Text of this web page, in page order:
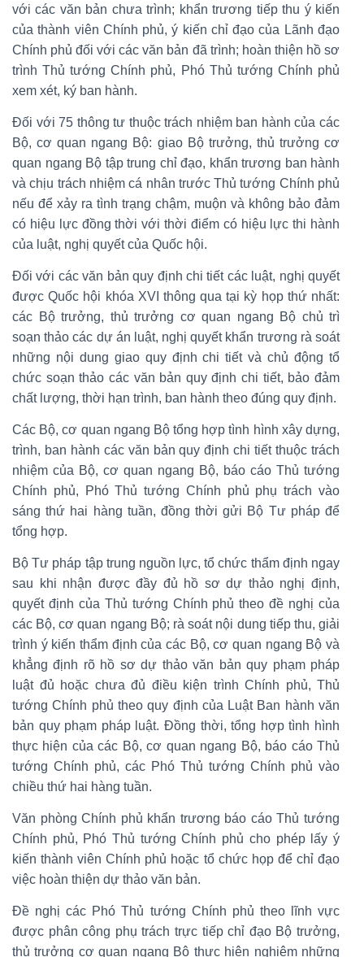
với các văn bản chưa trình; khẩn trương tiếp thu ý kiến
của thành viên Chính phủ, ý kiến chỉ đạo của Lãnh đạo
Chính phủ đối với các văn bản đã trình; hoàn thiện hồ sơ
trình Thủ tướng Chính phủ, Phó Thủ tướng Chính phủ
xem xét, ký ban hành.
Đối với 75 thông tư thuộc trách nhiệm ban hành của các
Bộ, cơ quan ngang Bộ: giao Bộ trưởng, thủ trưởng cơ
quan ngang Bộ tập trung chỉ đạo, khẩn trương ban hành
và chịu trách nhiệm cá nhân trước Thủ tướng Chính phủ
nếu để xảy ra tình trạng chậm, muộn và không bảo đảm
có hiệu lực đồng thời với thời điểm có hiệu lực thi hành
của luật, nghị quyết của Quốc hội.
Đối với các văn bản quy định chi tiết các luật, nghị quyết
được Quốc hội khóa XVI thông qua tại kỳ họp thứ nhất:
các Bộ trưởng, thủ trưởng cơ quan ngang Bộ chủ trì
soạn thảo các dự án luật, nghị quyết khẩn trương rà soát
những nội dung giao quy định chi tiết và chủ động tổ
chức soạn thảo các văn bản quy định chi tiết, bảo đảm
chất lượng, thời hạn trình, ban hành theo đúng quy định.
Các Bộ, cơ quan ngang Bộ tổng hợp tình hình xây dựng,
trình, ban hành các văn bản quy định chi tiết thuộc trách
nhiệm của Bộ, cơ quan ngang Bộ, báo cáo Thủ tướng
Chính phủ, Phó Thủ tướng Chính phủ phụ trách vào
sáng thứ hai hàng tuần, đồng thời gửi Bộ Tư pháp để
tổng hợp.
Bộ Tư pháp tập trung nguồn lực, tổ chức thẩm định ngay
sau khi nhận được đầy đủ hồ sơ dự thảo nghị định,
quyết định của Thủ tướng Chính phủ theo đề nghị của
các Bộ, cơ quan ngang Bộ; rà soát nội dung tiếp thu, giải
trình ý kiến thẩm định của các Bộ, cơ quan ngang Bộ và
khẳng định rõ hồ sơ dự thảo văn bản quy phạm pháp
luật đủ hoặc chưa đủ điều kiện trình Chính phủ, Thủ
tướng Chính phủ theo quy định của Luật Ban hành văn
bản quy phạm pháp luật. Đồng thời, tổng hợp tình hình
thực hiện của các Bộ, cơ quan ngang Bộ, báo cáo Thủ
tướng Chính phủ, các Phó Thủ tướng Chính phủ vào
chiều thứ hai hàng tuần.
Văn phòng Chính phủ khẩn trương báo cáo Thủ tướng
Chính phủ, Phó Thủ tướng Chính phủ cho phép lấy ý
kiến thành viên Chính phủ hoặc tổ chức họp để chỉ đạo
việc hoàn thiện dự thảo văn bản.
Đề nghị các Phó Thủ tướng Chính phủ theo lĩnh vực
được phân công phụ trách trực tiếp chỉ đạo Bộ trưởng,
thủ trưởng cơ quan ngang Bộ thực hiện nghiêm những